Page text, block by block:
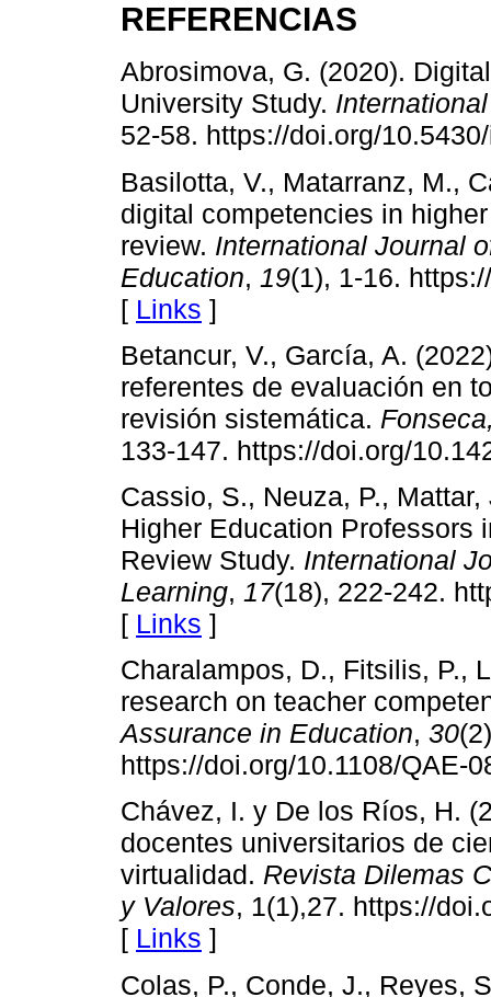
REFERENCIAS
Abrosimova, G. (2020).
University Study.
52-58. https://doi.org/
Basilotta, V., Matarranz, M.,
digital competencies in
review. International Journal
Education, 19(1), 1-16.
[ Links ]
Betancur, V., García, A.
referentes de evaluación en
revisión sistemática.
133-147. https://doi.org/
Cassio, S., Neuza, P.,
Higher Education Professors
Review Study. International
Learning, 17(18), 222-242.
[ Links ]
Charalampos, D., Fitsilis, P.,
research on teacher
Assurance in Education, 30
https://doi.org/10.1108/QAE-
Chávez, I. y De los Ríos, H.
docentes universitarios de
virtualidad. Revista Dilemas
y Valores, 1(1),27. https://
[ Links ]
Colas, P., Conde, J., Reyes,